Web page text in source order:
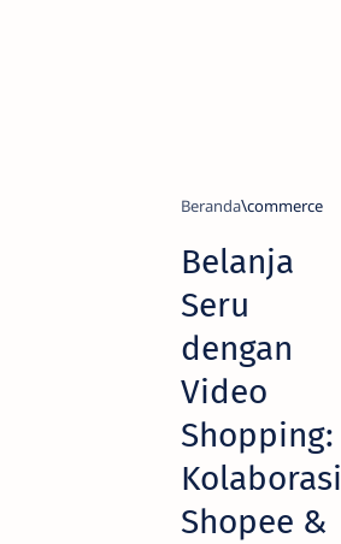
Beranda commerce
Belanja
Seru
dengan
Video
Shopping:
Kolaborasi
Shopee &